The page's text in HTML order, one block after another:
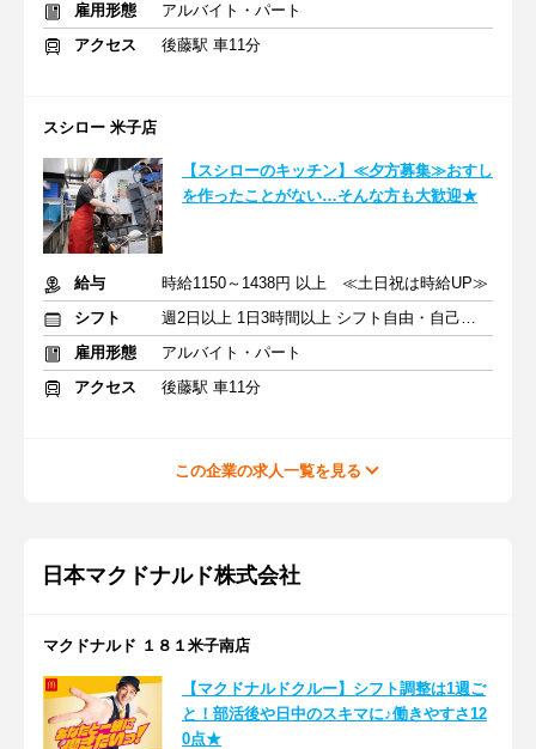
雇用形態
アルバイト・パート
アクセス
後藤駅 車11分
スシロー 米子店
【スシローのキッチン】≪夕方募集≫おすし
を作ったことがない…そんな方も大歓迎★
給与
時給1150～1438円 以上 ≪土日祝は時給UP≫
シフト
週2日以上 1日3時間以上 シフト自由・自己申告
雇用形態
アルバイト・パート
アクセス
後藤駅 車11分
この企業の求人一覧を見る
日本マクドナルド株式会社
マクドナルド １８１米子南店
【マクドナルドクルー】シフト調整は1週ご
と！部活後や日中のスキマに♪働きやすさ12
0点★